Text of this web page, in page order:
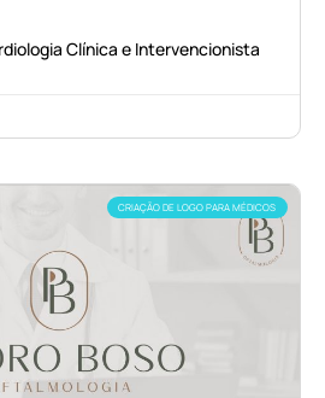
Clínica e Intervencionista
CRIAÇÃO DE LOGO PARA MÉDICOS